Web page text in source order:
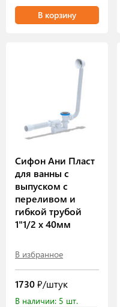
В корзину
Сифон Ани Пласт
для ванны с
выпуском с
переливом и
гибкой трубой
1"1/2 х 40мм
В избранное
1730₽/штук
В наличии: 5 шт.